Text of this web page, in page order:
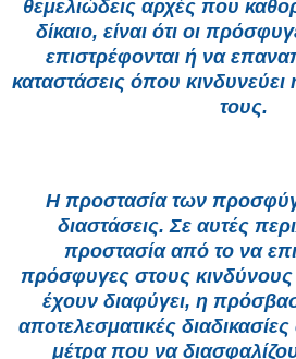
θεμελιώδεις αρχές που
δίκαιο, είναι ότι οι
επιστρέφονται ή να
καταστάσεις όπου
τους.
Η προστασία των
διαστάσεις. Σε αυτές
προστασία από το να
πρόσφυγες στους
έχουν διαφύγει, η
αποτελεσματικές
μέτρα που να